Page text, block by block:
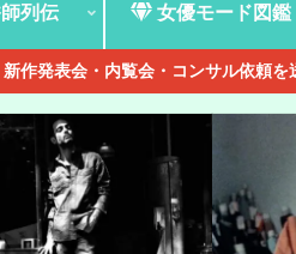
列伝 女優モード図鑑
新作発表会・内覧会・コンサル依頼